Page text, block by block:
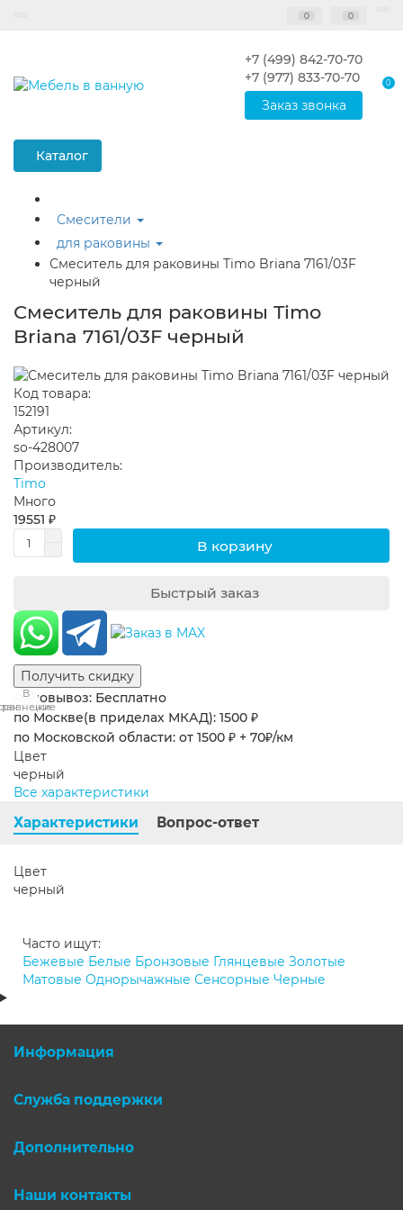
0 0
+7 (499) 842-70-70
+7 (977) 833-70-70
Заказ звонка
0
Каталог
Смесители
для раковины
Смеситель для раковины Timo Briana 7161/03F
черный
Смеситель для раковины Timo
Briana 7161/03F черный
Код товара:
152191
Артикул:
so-428007
Производитель:
Timo
Много
19551 ₽
В корзину
Быстрый заказ
Получить скидку
В
закладки
В
Самовывоз: Бесплатно
по Москве(в приделах МКАД): 1500 ₽
по Московской области: от 1500 ₽ + 70₽/км
Цвет
черный
Все характеристики
Характеристики Вопрос-ответ
Цвет
черный
Часто ищут:
Бежевые Белые Бронзовые Глянцевые Золотые
Матовые Однорычажные Сенсорные Черные
Информация
Служба поддержки
Дополнительно
Наши контакты